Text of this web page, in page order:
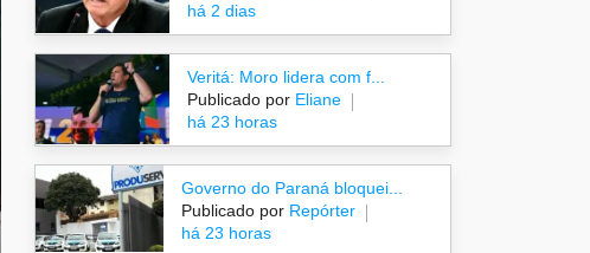
há 2 dias
Veritá: Moro lidera com f...
Publicado porEliane
há 23 horas
Governo do Paraná bloquei...
Publicado porRepórter
há 23 horas